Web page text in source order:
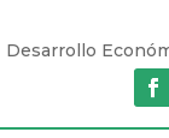
Desarrollo